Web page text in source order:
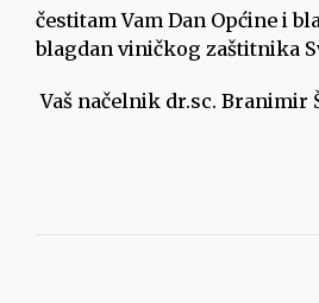
čestitam Vam Dan Općine i
blagdan viničkog zaštitnika
Vaš načelnik dr.sc. Branimir